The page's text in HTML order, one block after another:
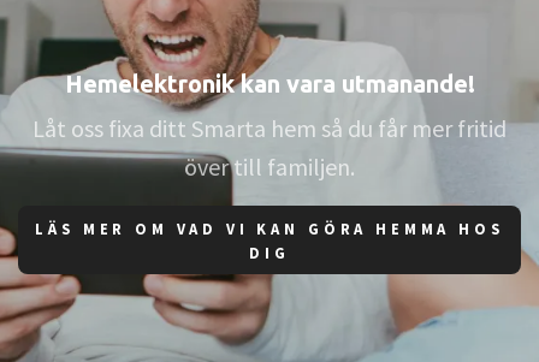
Hemelektronik kan vara utmanande!
Låt oss fixa ditt Smarta hem så du får mer fritid
över till familjen.
LÄS MER OM VAD VI KAN GÖRA HEMMA HOS
DIG